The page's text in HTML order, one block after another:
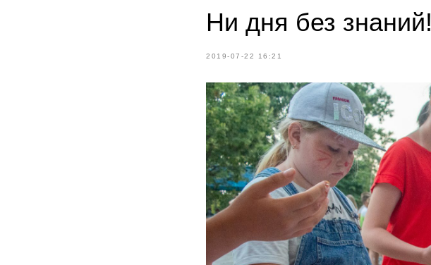
Ни дня без знаний!
2019-07-22 16:21